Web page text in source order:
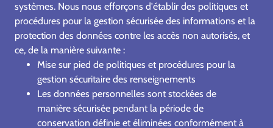
systèmes. Nous nous efforçons d'établir des politiques et
procédures pour la gestion sécurisée des informations et la
protection des données contre les accès non autorisés, et
ce, de la manière suivante :
Mise sur pied de politiques et procédures pour la
gestion sécuritaire des renseignements
Les données personnelles sont stockées de
manière sécurisée pendant la période de
conservation définie et éliminées conformément à